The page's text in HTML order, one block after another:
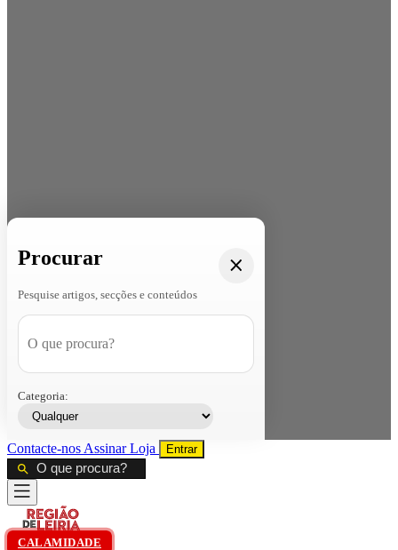
Procurar
Pesquise artigos, secções e conteúdos
Categoria:
Contacte-nos AssinarLoja Entrar
CALAMIDADE